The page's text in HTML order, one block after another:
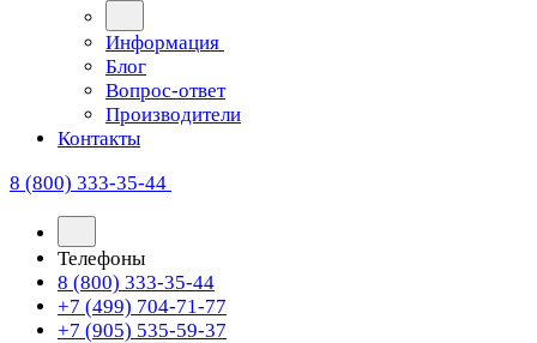
Информация
Блог
Вопрос-ответ
Производители
Контакты
8 (800) 333-35-44
Телефоны
8 (800) 333-35-44
+7 (499) 704-71-77
+7 (905) 535-59-37